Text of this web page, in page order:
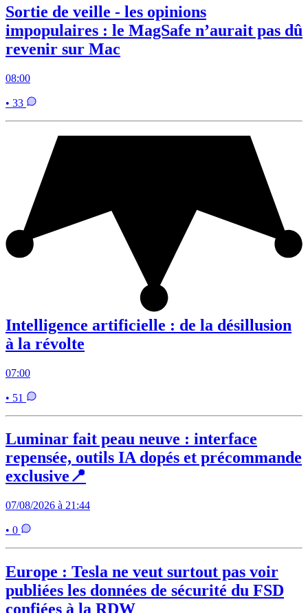
Sortie de veille - les opinions
impopulaires : le MagSafe n’aurait pas dû
revenir sur Mac
08:00
• 33
Intelligence artificielle : de la désillusion
à la révolte
07:00
• 51
Luminar fait peau neuve : interface
repensée, outils IA dopés et précommande
exclusive📍
07/08/2026 à 21:44
• 0
Europe : Tesla ne veut surtout pas voir
publiées les données de sécurité du FSD
confiées à la RDW